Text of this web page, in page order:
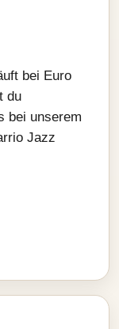
bei Euro
du
bei unserem
Jazz